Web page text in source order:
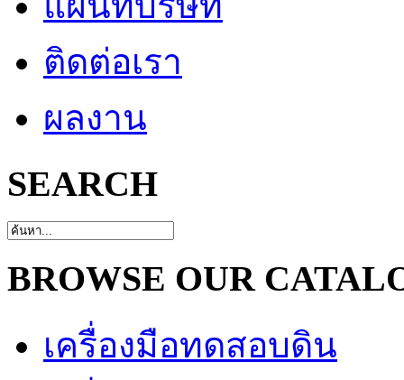
ติดต่อเรา
ผลงาน
SEARCH
BROWSE OUR
เครื่องมือทดสอบดิน